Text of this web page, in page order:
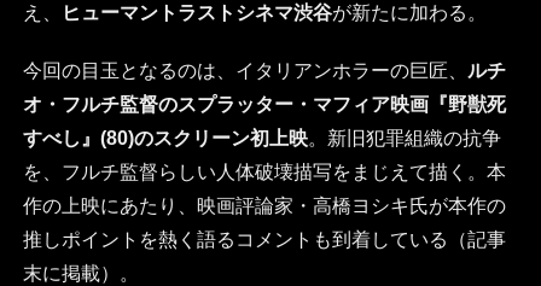
え、
ヒューマントラストシネマ渋谷が新たに加わる。
今回の目玉となるのは、イタリアンホラーの巨匠、 ルチ
オ・フルチ監督のスプラッター・マフィア映画『野獣死
すべし』(80)のスクリーン初上映。新旧犯罪組織の抗争
を、フルチ監督らしい人体破壊描写をまじえて描く。本
作の上映にあたり、映画評論家・高橋ヨシキ氏が本作の
推しポイントを熱く語るコメントも到着している（記事
末に掲載）。